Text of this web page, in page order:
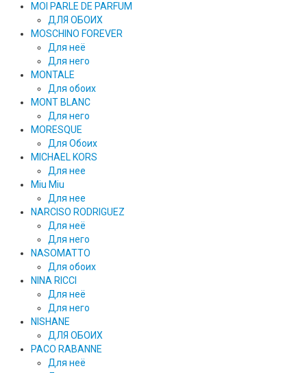
MOI PARLE DE PARFUM
ДЛЯ ОБОИХ
MOSCHINO FOREVER
Для неё
Для него
MONTALE
Для обоих
MONT BLANC
Для него
MORESQUE
Для Обоих
MICHAEL KORS
Для нее
Miu Miu
Для нее
NARCISO RODRIGUEZ
Для неё
Для него
NASOMATTO
Для обоих
NINA RICCI
Для неё
Для него
NISHANE
ДЛЯ ОБОИХ
PACO RABANNE
Для неё